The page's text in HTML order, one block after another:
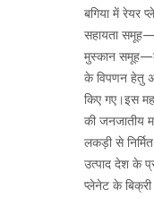
बगिया में रेयर
सहायता
मुस्कान
के विपणन हेतु
किए गए।इस
की जनजातीय
लकड़ी से
उत्पाद देश के
प्लेनेट के बिक्री